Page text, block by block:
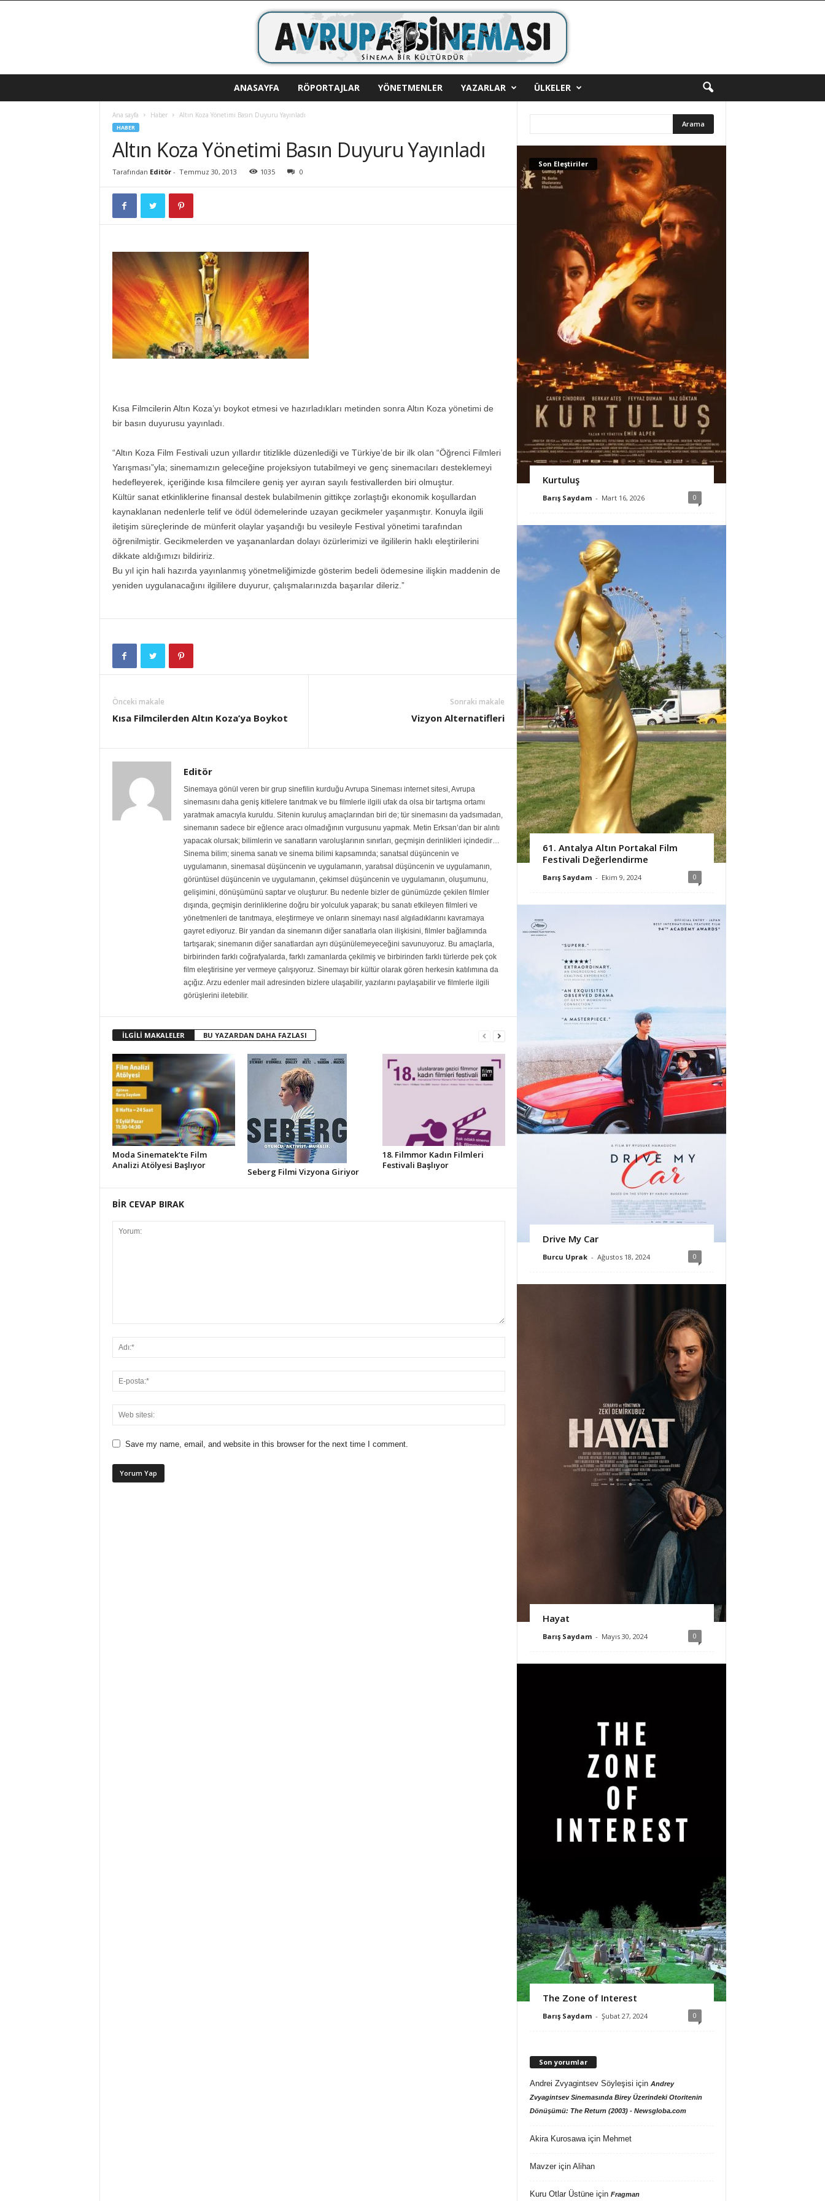
ANASAYFA RÖPORTAJLAR YÖNETMENLER YAZARLAR ÜLKELER
Ana sayfa Haber Altın Koza Yönetimi Basın Duyuru Yayınladı
HABER
Altın Koza Yönetimi Basın Duyuru Yayınladı
Tarafından Editör- Temmuz 30, 2013 1035 0
Kısa Filmcilerin Altın Koza’yı boykot etmesi ve hazırladıkları metinden sonra Altın Koza yönetimi de
bir basın duyurusu yayınladı.
“Altın Koza Film Festivali uzun yıllardır titizlikle düzenlediği ve Türkiye’de bir ilk olan “Öğrenci Filmleri
Yarışması”yla; sinemamızın geleceğine projeksiyon tutabilmeyi ve genç sinemacıları desteklemeyi
hedefleyerek, içeriğinde kısa filmcilere geniş yer ayıran sayılı festivallerden biri olmuştur.
Kültür sanat etkinliklerine finansal destek bulabilmenin gittikçe zorlaştığı ekonomik koşullardan
kaynaklanan nedenlerle telif ve ödül ödemelerinde uzayan gecikmeler yaşanmıştır. Konuyla ilgili
iletişim süreçlerinde de münferit olaylar yaşandığı bu vesileyle Festival yönetimi tarafından
öğrenilmiştir. Gecikmelerden ve yaşananlardan dolayı özürlerimizi ve ilgililerin haklı eleştirilerini
dikkate aldığımızı bildiririz.
Bu yıl için hali hazırda yayınlanmış yönetmeliğimizde gösterim bedeli ödemesine ilişkin maddenin de
yeniden uygulanacağını ilgililere duyurur, çalışmalarınızda başarılar dileriz.”
Önceki makale
Kısa Filmcilerden Altın Koza’ya Boykot
Sonraki makale
Vizyon Alternatifleri
Editör
Sinemaya gönül veren bir grup sinefilin kurduğu Avrupa Sineması internet sitesi, Avrupa
sinemasını daha geniş kitlelere tanıtmak ve bu filmlerle ilgili ufak da olsa bir tartışma ortamı
yaratmak amacıyla kuruldu. Sitenin kuruluş amaçlarından biri de; tür sinemasını da yadsımadan,
sinemanın sadece bir eğlence aracı olmadığının vurgusunu yapmak. Metin Erksan’dan bir alıntı
yapacak olursak; bilimlerin ve sanatların varoluşlarının sınırları, geçmişin derinlikleri içindedir…
Sinema bilim; sinema sanatı ve sinema bilimi kapsamında; sanatsal düşüncenin ve
uygulamanın, sinemasal düşüncenin ve uygulamanın, yaratısal düşüncenin ve uygulamanın,
görüntüsel düşüncenin ve uygulamanın, çekimsel düşüncenin ve uygulamanın, oluşumunu,
gelişimini, dönüşümünü saptar ve oluşturur. Bu nedenle bizler de günümüzde çekilen filmler
dışında, geçmişin derinliklerine doğru bir yolculuk yaparak; bu sanatı etkileyen filmleri ve
yönetmenleri de tanıtmaya, eleştirmeye ve onların sinemayı nasıl algıladıklarını kavramaya
gayret ediyoruz. Bir yandan da sinemanın diğer sanatlarla olan ilişkisini, filmler bağlamında
tartışarak; sinemanın diğer sanatlardan ayrı düşünülemeyeceğini savunuyoruz. Bu amaçlarla,
birbirinden farklı coğrafyalarda, farklı zamanlarda çekilmiş ve birbirinden farklı türlerde pek çok
film eleştirisine yer vermeye çalışıyoruz. Sinemayı bir kültür olarak gören herkesin katılımına da
açığız. Arzu edenler mail adresinden bizlere ulaşabilir, yazılarını paylaşabilir ve filmlerle ilgili
görüşlerini iletebilir.
İLGİLİ MAKALELER BU YAZARDAN DAHA FAZLASI
Moda Sinematek’te Film
Analizi Atölyesi Başlıyor
Seberg Filmi Vizyona Giriyor
18. Filmmor Kadın Filmleri
Festivali Başlıyor
BİR CEVAP BIRAK
Save my name, email, and website in this browser for the next time I comment.
Son Eleştiriler
Kurtuluş
Barış Saydam - Mart 16, 2026 0
61. Antalya Altın Portakal Film
Festivali Değerlendirme
Barış Saydam - Ekim 9, 2024 0
Drive My Car
Burcu Uprak - Ağustos 18, 2024 0
Hayat
Barış Saydam - Mayıs 30, 2024 0
The Zone of Interest
Barış Saydam - Şubat 27, 2024 0
Son yorumlar
Andrei Zvyagintsev Söyleşisi için Andrey
Zvyagintsev Sinemasında Birey Üzerindeki Otoritenin
Dönüşümü: The Return (2003) - Newsgloba.com
Akira Kurosawaiçin Mehmet
Mavzeriçin Alihan
Kuru Otlar Üstüneiçin Fragman